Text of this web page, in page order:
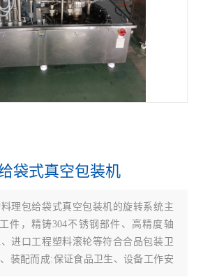
袋式真空包装机
理包给袋式真空包装机的旋转系统主
件，精铸304不锈钢部件、高精度轴
进口工程塑料滚轮等符合合品包装卫
装配而成:保证食品卫生、设备工作安